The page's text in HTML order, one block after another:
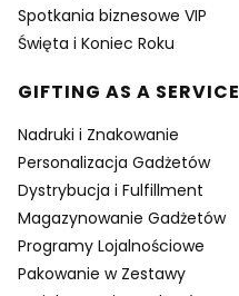
Spotkania biznesowe VIP
Święta i Koniec Roku
GIFTING AS A SERVICE
Nadruki i Znakowanie
Personalizacja Gadżetów
Dystrybucja i Fulfillment
Magazynowanie Gadżetów
Programy Lojalnościowe
Pakowanie w Zestawy